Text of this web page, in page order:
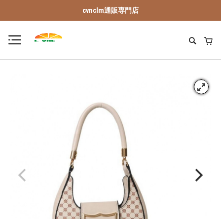
cvnclm通販専門店